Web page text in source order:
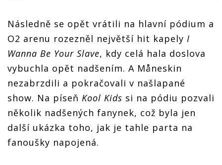
Následně se opět vrátili na hlavní pódium a
O2 arenu rozezněl největší hit kapely I
Wanna Be Your Slave, kdy celá hala doslova
vybuchla opět nadšením. A Måneskin
nezabrzdili a pokračovali v našlapané
show. Na píseň Kool Kids si na pódiu pozvali
několik nadšených fanynek, což byla jen
další ukázka toho, jak je tahle parta na
fanoušky napojená.